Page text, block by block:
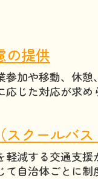
の提供
加や移動、休憩
じた対応が求め
クールバス
減する交通支援
自治体ごとに制